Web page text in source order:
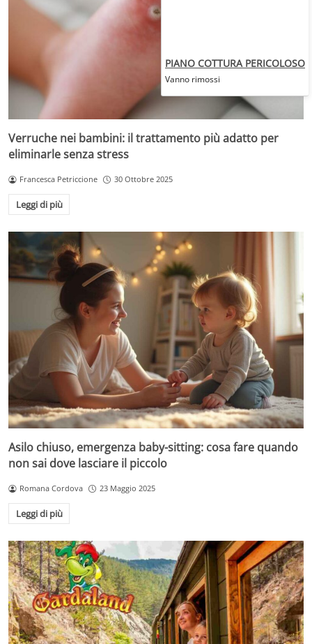
Verruche nei bambini: il trattamento più adatto per
eliminarle senza stress
Francesca Petriccione 30 Ottobre 2025
Leggi di più
Asilo chiuso, emergenza baby-sitting: cosa fare quando
non sai dove lasciare il piccolo
Romana Cordova 23 Maggio 2025
Leggi di più
PIANO COTTURA PERICOLOSO
Vanno rimossi